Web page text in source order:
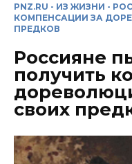
PNZ.RU - ИЗ ЖИЗНИ -
КОМПЕНСАЦИИ ЗА
ПРЕДКОВ
Россияне
получить
своих